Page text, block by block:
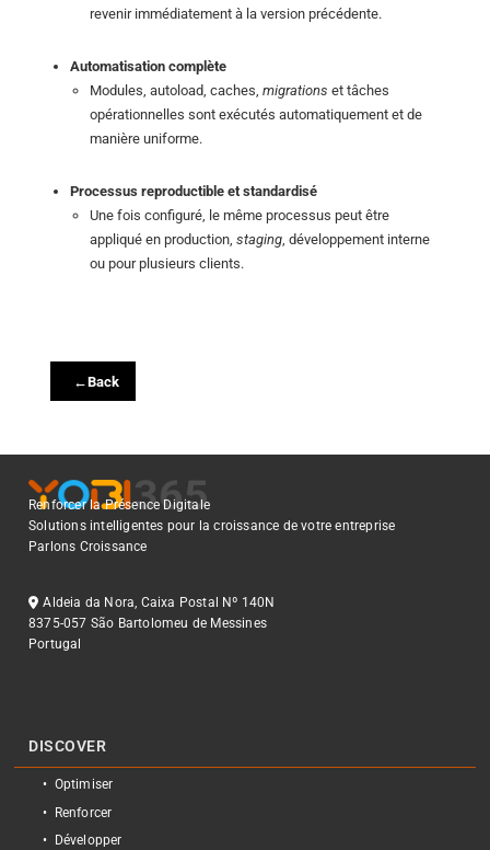
revenir immédiatement à la version précédente.
Automatisation complète
Modules, autoload, caches,migrations et tâches
opérationnelles sont exécutés automatiquement et de
manière uniforme.
Processus reproductible et standardisé
Une fois configuré, le même processus peut être
appliqué en production,staging, développement interne
ou pour plusieurs clients.
←Back
Renforcer la Présence Digitale
Solutions intelligentes pour la croissance de votre entreprise
Parlons Croissance
Aldeia da Nora, Caixa Postal Nº 140N
8375-057 São Bartolomeu de Messines
Portugal
DISCOVER
Optimiser
Renforcer
Développer